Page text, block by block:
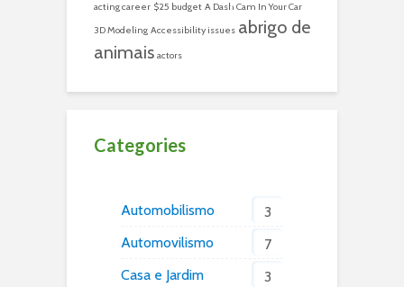
acting career $25 budget A Dash Cam In Your Car
3D Modeling Accessibility issues abrigo de
animais actors
Categories
Automobilismo
3
Automovilismo
7
Casa e Jardim
3